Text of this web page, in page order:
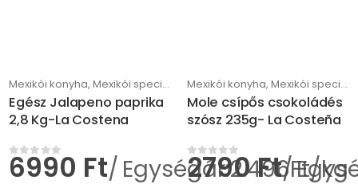
Mexikói konyha,Mexikói specialitások
Egész Jalapeno paprika
2,8 Kg-La Costena
0az 5-ből
6990 Ft Egységár:2.496Ft/kg
Mexikói konyha, Mexikói specialitások
Mole csípős csokoládés
szósz 235g- La Costeña
0az 5-ből
2790Ft